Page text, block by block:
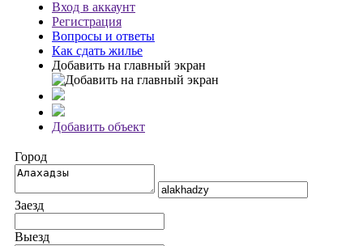
Вход в аккаунт
Регистрация
Вопросы и ответы
Как сдать жилье
Добавить на главный экран
Добавить объект
Город
Заезд
Выезд